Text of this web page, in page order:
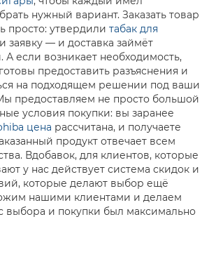
нужный вариант. Заказать товар
просто: утвердили табак для
заявку — и доставка займёт
если возникает необходимость,
предоставить разъяснения и
на подходящем решении под ваши
предоставляем не просто большой
условия покупки: вы заранее
цена рассчитана, и получаете
продукт отвечает всем
Вдобавок, для клиентов, которые
у нас действует система скидок и
которые делают выбор ещё
нашими клиентами и делаем
выбора и покупки был максимально